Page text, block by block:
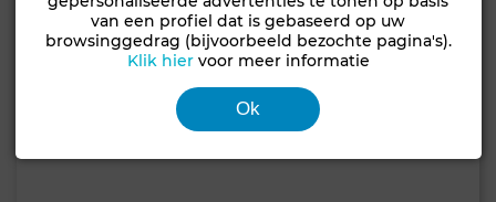
van een profiel dat is gebaseerd op uw
browsinggedrag (bijvoorbeeld bezochte pagina's).
Klik hiervoor meer informatie
Ok